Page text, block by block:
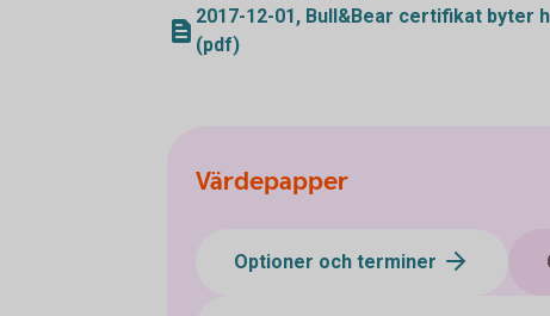
2017-12-01, Bull&Bear certifikat byter
(pdf)
Värdepapper
Optioner och terminer